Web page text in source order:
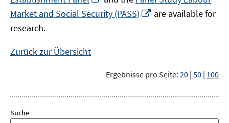
öffnen
neuem
Fenster
Market and Social Security (PASS)
In
are available for
research.
Zurück zur Übersicht
Ergebnisse pro Seite: 20 | 50 | 100
Suche